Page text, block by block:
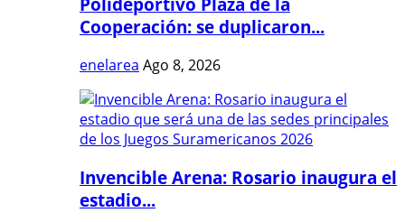
Cooperación: se duplicaron...
enelarea Ago 8, 2026
Invencible Arena: Rosario inaugura el
estadio...